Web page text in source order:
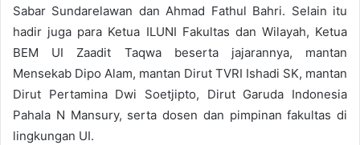
Sabar Sundarelawan dan Ahmad Fathul Bahri. Selain itu
hadir juga para Ketua ILUNI Fakultas dan Wilayah, Ketua
BEM UI Zaadit Taqwa beserta jajarannya, mantan
Mensekab Dipo Alam, mantan Dirut TVRI Ishadi SK, mantan
Dirut Pertamina Dwi Soetjipto, Dirut Garuda Indonesia
Pahala N Mansury, serta dosen dan pimpinan fakultas di
lingkungan UI.